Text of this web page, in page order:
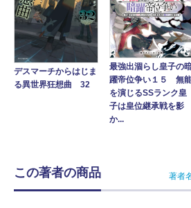
デスマーチからはじま
る異世界狂想曲 32
最強出涸らし皇子の
躍帝位争い１５ 無
を演じるSSランク皇
子は皇位継承戦を影
か...
この著者の商品 著者